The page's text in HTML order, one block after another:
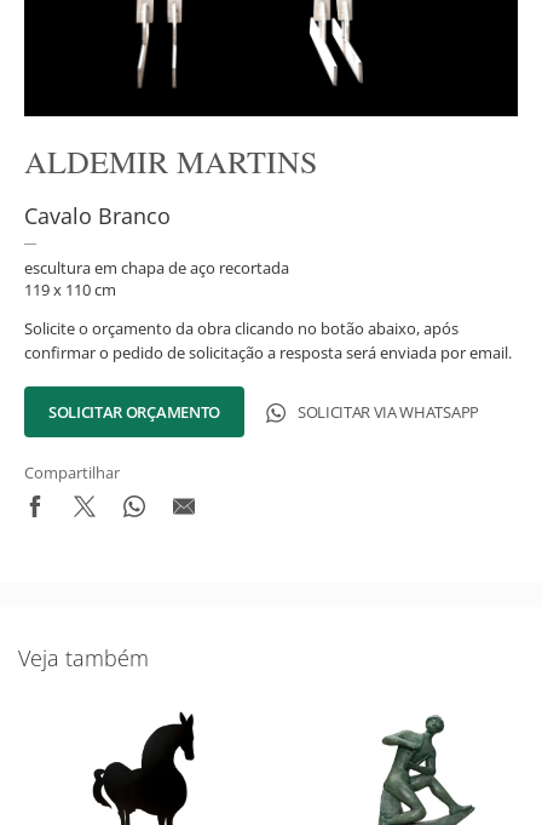
ALDEMIR MARTINS
Cavalo Branco
escultura em chapa de aço recortada
119 x 110 cm
Solicite o orçamento da obra clicando no botão abaixo, após
confirmar o pedido de solicitação a resposta será enviada por email.
SOLICITAR ORÇAMENTO SOLICITAR VIA WHATSAPP
Compartilhar
Veja também